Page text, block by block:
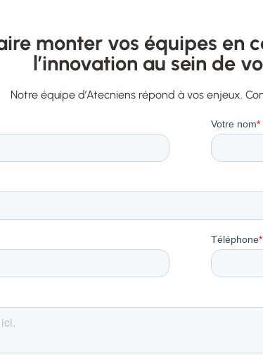
monter vos équipes en
l’innovation au sein de
Notre équipe d’Atecniens répond à vos enjeux.